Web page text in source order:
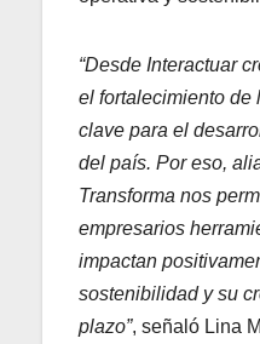
“Desde Interactuar
el fortalecimiento de
clave para el
del país. Por eso,
Transforma nos
empresarios
impactan
sostenibilidad y su
plazo”, señaló Lina